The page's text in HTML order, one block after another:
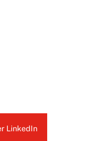
LinkedIn